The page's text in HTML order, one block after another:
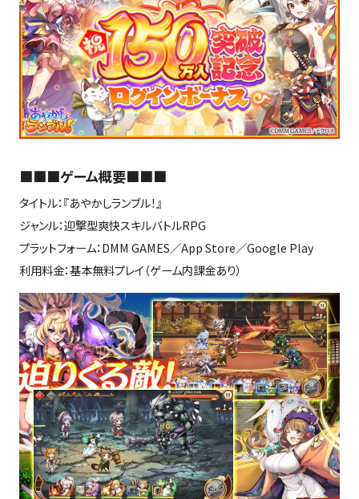
■■■ゲーム概要■■■
タイトル：『あやかしランブル！』
ジャンル：迎撃型爽快スキルバトルRPG
プラットフォーム：DMM GAMES／App Store／Google Play
利用料金：基本無料プレイ（ゲーム内課金あり）